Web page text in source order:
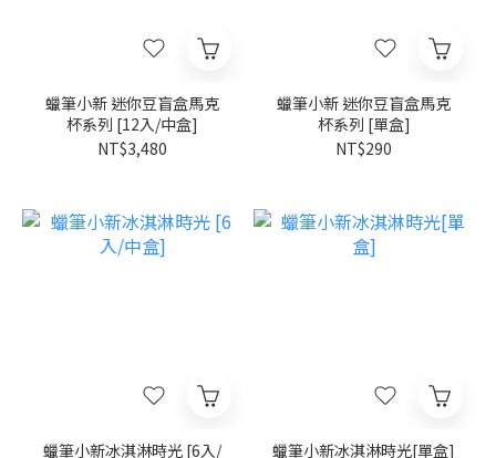
蠟筆小新 迷你豆盲盒馬克
杯系列 [12入/中盒]
NT$3,480
蠟筆小新 迷你豆盲盒馬克
杯系列 [單盒]
NT$290
蠟筆小新冰淇淋時光 [6入/
蠟筆小新冰淇淋時光[單盒]